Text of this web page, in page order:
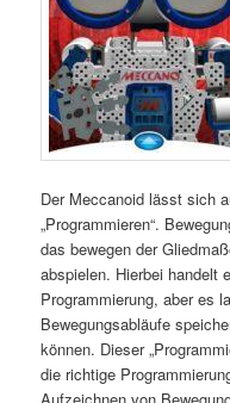
Der Meccanoid lässt sich
„Programmieren“.
das bewegen der
abspielen. Hierbei handelt
Programmierung, aber es
Bewegungsabläufe
können. Dieser
die richtige